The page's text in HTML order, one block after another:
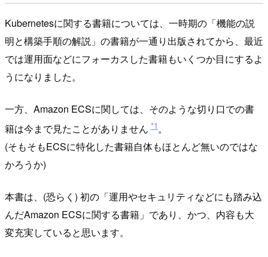
Kubernetesに関する書籍については、一時期の「機能の説
明と構築手順の解説」の書籍が一通り出版されてから、最近
では運用面などにフォーカスした書籍もいくつか目にするよ
うになりました。
一方、Amazon ECSに関しては、そのような切り口での書
籍は今まで見たことがありません *1。
(そもそもECSに特化した書籍自体もほとんど無いのではな
かろうか)
本書は、(恐らく) 初の「運用やセキュリティなどにも踏み込
んだAmazon ECSに関する書籍」であり、かつ、内容も大
変充実していると思います。